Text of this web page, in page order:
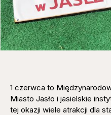
1 czerwca to
Miasto Jasło i jasielskie
tej okazji wiele atrakcji dla